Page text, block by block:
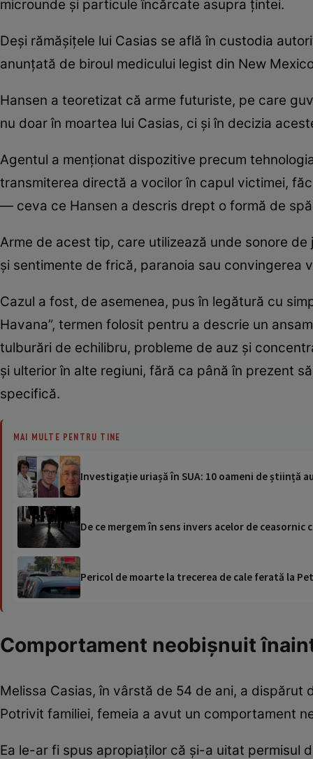
microunde și particule încărcate asupra țintei.
Deși rămășițele lui Casias se află în custodia
anunțată de biroul medicului legist din New
Hansen a teoretizat că arme futuriste, pe care
nu doar în moartea lui Casias, ci și în decizia
Agentul a menționat dispozitive precum
transmiterea directă a vocilor în capul victimei,
— ceva ce Hansen a descris drept o formă de
Arme de acest tip, care utilizează unde sonore
și sentimente de frică, paranoia sau convingerea
Cazul a fost, de asemenea, pus în legătură cu
Havana”, termen folosit pentru a descrie un
tulburări de echilibru, probleme de auz și
și ulterior în alte regiuni, fără ca până în prezent
specifică.
MAI MULTE PENTRU TINE
Investigație uriașă în SUA: 10 oameni de știință
De ce mergem în sens invers acelor de
Pericol de moarte la trecerea de cale ferată la
Comportament neobișnuit
Melissa Casias, în vârstă de 54 de ani, a
Potrivit familiei, femeia a avut un comportament
Ea le-ar fi spus apropiaților că și-a uitat permisul